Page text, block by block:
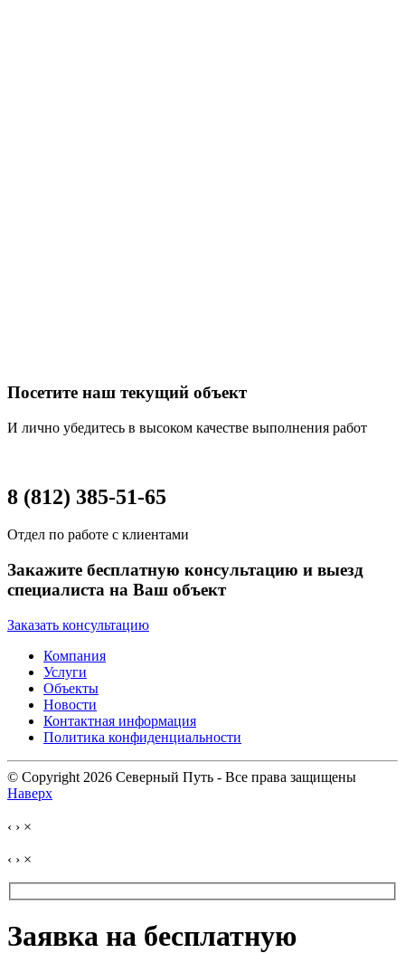
Посетите наш текущий объект
И лично убедитесь в высоком качестве выполнения работ
8 (812) 385-51-65
Отдел по работе с клиентами
Закажите бесплатную консультацию и выезд
специалиста на Ваш объект
Заказать консультацию
Компания
Услуги
Объекты
Новости
Контактная информация
Политика конфиденциальности
© Copyright 2026 Северный Путь - Все права защищены
Наверх
‹ › ×
‹ › ×
Заявка на бесплатную